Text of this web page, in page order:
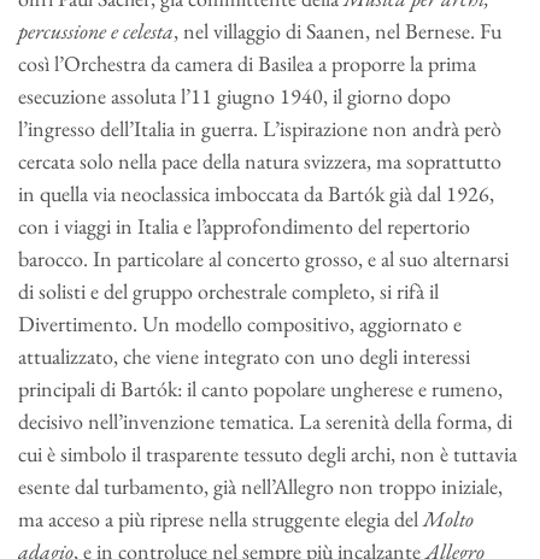
percussione e celesta, nel villaggio di Saanen, nel Bernese. Fu
così l’Orchestra da camera di Basilea a proporre la prima
esecuzione assoluta l’11 giugno 1940, il giorno dopo
l’ingresso dell’Italia in guerra. L’ispirazione non andrà però
cercata solo nella pace della natura svizzera, ma soprattutto
in quella via neoclassica imboccata da Bartók già dal 1926,
con i viaggi in Italia e l’approfondimento del repertorio
barocco. In particolare al concerto grosso, e al suo alternarsi
di solisti e del gruppo orchestrale completo, si rifà il
Divertimento. Un modello compositivo, aggiornato e
attualizzato, che viene integrato con uno degli interessi
principali di Bartók: il canto popolare ungherese e rumeno,
decisivo nell’invenzione tematica. La serenità della forma, di
cui è simbolo il trasparente tessuto degli archi, non è tuttavia
esente dal turbamento, già nell’Allegro non troppo iniziale,
ma acceso a più riprese nella struggente elegia delMolto
adagio, e in controluce nel sempre più incalzanteAllegro